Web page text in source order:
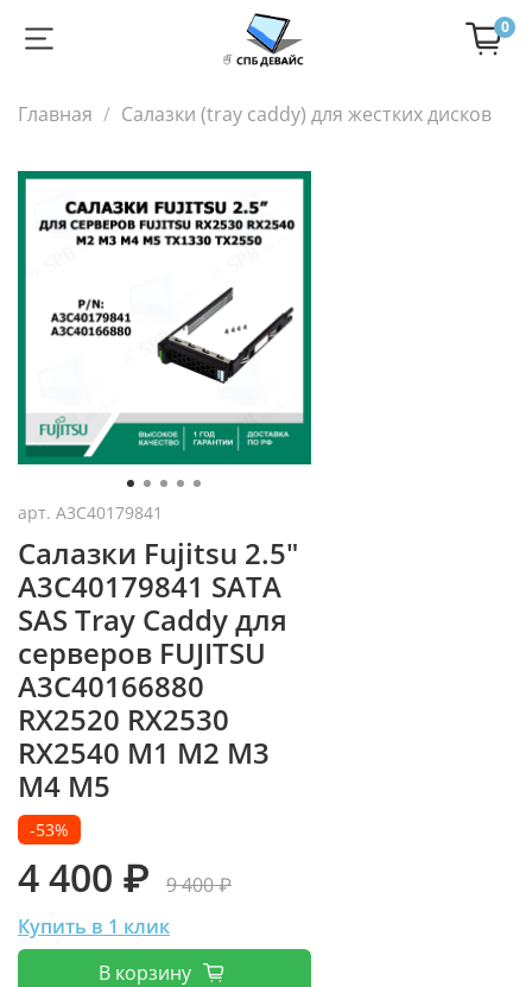
0
Главная Салазки (tray caddy) для жестких дисков
арт. A3C40179841
Cалазки Fujitsu 2.5"
A3C40179841 SATA
SAS Tray Caddy для
серверов FUJITSU
A3C40166880
RX2520 RX2530
RX2540 M1 M2 M3
M4 M5
-53%
4 400 ₽
9 400 ₽
Купить в 1 клик
В корзину